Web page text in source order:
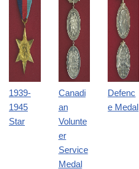
1939-
1945
Star
Canadi
an
Volunte
er
Service
Medal
Defenc
e Medal